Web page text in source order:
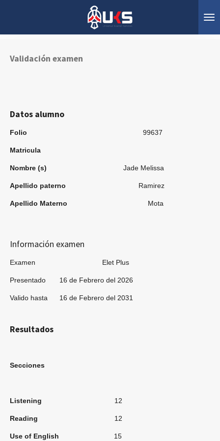
Validación examen
Datos alumno
Folio 99637
Matricula
Nombre (s) Jade Melissa
Apellido paterno Ramirez
Apellido Materno Mota
Información examen
Examen Elet Plus
Presentado 16 de Febrero del 2026
Valido hasta 16 de Febrero del 2031
Resultados
Secciones
Listening 12
Reading 12
Use of English 15